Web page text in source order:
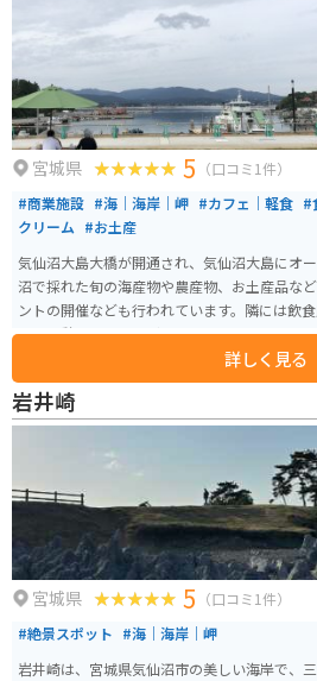
宮城県 5 （口コミ1件）
#商業施設 #海｜海岸｜岬 #カフェ｜軽食 #
クリーム #お土産
気仙沼大島大橋が開通され、気仙沼大島にオ
沼で採れた旬の海産物や農産物、お土産品な
ントの開催なども行われています。隣には飲
で、休憩にはちょうど良いスポットです。
詳しく見る
岩井崎
宮城県 5 （口コミ1件）
#絶景スポット #海｜海岸｜岬
岩井崎は、宮城県気仙沼市の美しい海岸で、